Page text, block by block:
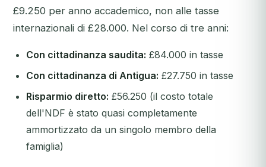
£9.250 per anno accademico, non alle tasse
internazionali di £28.000. Nel corso di tre anni:
Con cittadinanza saudita: £84.000 in tasse
Con cittadinanza di Antigua: £27.750 in tasse
Risparmio diretto: £56.250 (il costo totale
dell'NDF è stato quasi completamente
ammortizzato da un singolo membro della
famiglia)